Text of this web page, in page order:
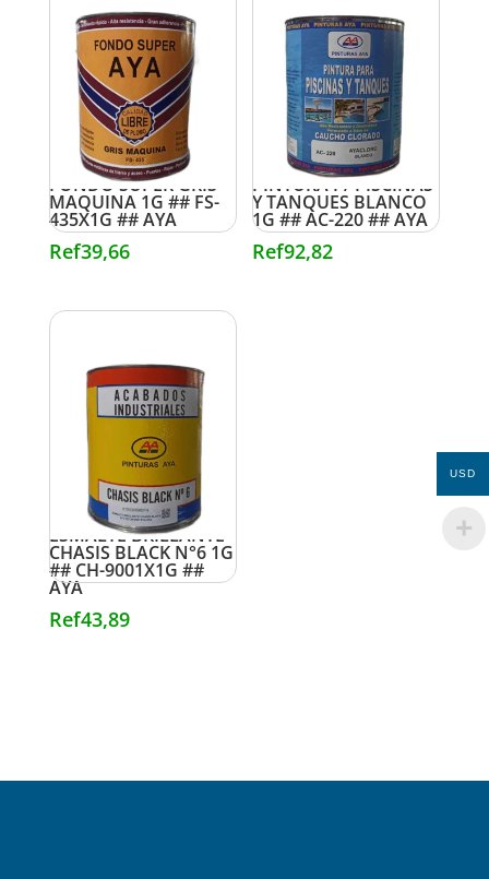
FONDO SUPER GRIS
MAQUINA 1G ## FS-
435X1G ## AYA
Ref39,66
PINTURA P/ PISCINAS
Y TANQUES BLANCO
1G ## AC-220 ## AYA
Ref92,82
ESMALTE BRILLANTE
CHASIS BLACK N°6 1G
## CH-9001X1G ##
AYA
Ref43,89
USD